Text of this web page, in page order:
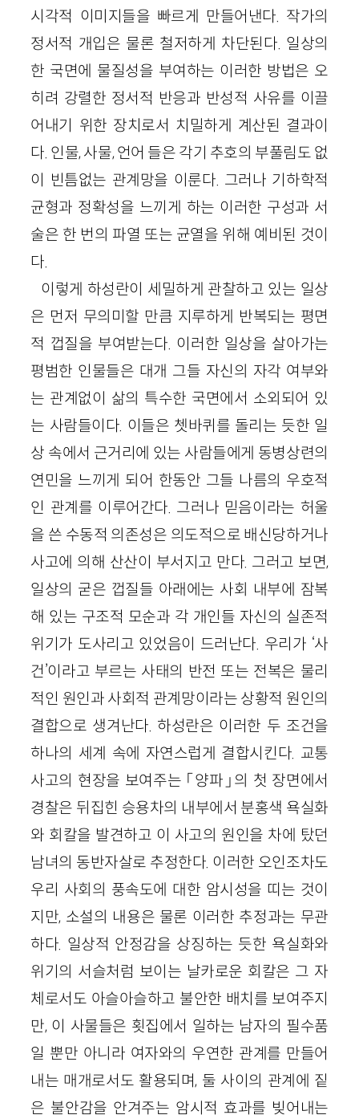
시각적 이미지들을 빠르게 만들어낸다. 작가의
정서적 개입은 물론 철저하게 차단된다. 일상의
한 국면에 물질성을 부여하는 이러한 방법은 오
히려 강렬한 정서적 반응과 반성적 사유를 이끌
어내기 위한 장치로서 치밀하게 계산된 결과이
다. 인물, 사물, 언어 들은 각기 추호의 부풀림도 없
이 빈틈없는 관계망을 이룬다. 그러나 기하학적
균형과 정확성을 느끼게 하는 이러한 구성과 서
술은 한 번의 파열 또는 균열을 위해 예비된 것이
다.
이렇게 하성란이 세밀하게 관찰하고 있는 일상
은 먼저 무의미할 만큼 지루하게 반복되는 평면
적 껍질을 부여받는다. 이러한 일상을 살아가는
평범한 인물들은 대개 그들 자신의 자각 여부와
는 관계없이 삶의 특수한 국면에서 소외되어 있
는 사람들이다. 이들은 쳇바퀴를 돌리는 듯한 일
상 속에서 근거리에 있는 사람들에게 동병상련의
연민을 느끼게 되어 한동안 그들 나름의 우호적
인 관계를 이루어간다. 그러나 믿음이라는 허울
을 쓴 수동적 의존성은 의도적으로 배신당하거나
사고에 의해 산산이 부서지고 만다. 그러고 보면,
일상의 굳은 껍질들 아래에는 사회 내부에 잠복
해 있는 구조적 모순과 각 개인들 자신의 실존적
위기가 도사리고 있었음이 드러난다. 우리가 ‘사
건’이라고 부르는 사태의 반전 또는 전복은 물리
적인 원인과 사회적 관계망이라는 상황적 원인의
결합으로 생겨난다. 하성란은 이러한 두 조건을
하나의 세계 속에 자연스럽게 결합시킨다. 교통
사고의 현장을 보여주는 「양파」의 첫 장면에서
경찰은 뒤집힌 승용차의 내부에서 분홍색 욕실화
와 회칼을 발견하고 이 사고의 원인을 차에 탔던
남녀의 동반자살로 추정한다. 이러한 오인조차도
우리 사회의 풍속도에 대한 암시성을 띠는 것이
지만, 소설의 내용은 물론 이러한 추정과는 무관
하다. 일상적 안정감을 상징하는 듯한 욕실화와
위기의 서슬처럼 보이는 날카로운 회칼은 그 자
체로서도 아슬아슬하고 불안한 배치를 보여주지
만, 이 사물들은 횟집에서 일하는 남자의 필수품
일 뿐만 아니라 여자와의 우연한 관계를 만들어
내는 매개로서도 활용되며, 둘 사이의 관계에 짙
은 불안감을 안겨주는 암시적 효과를 빚어내는